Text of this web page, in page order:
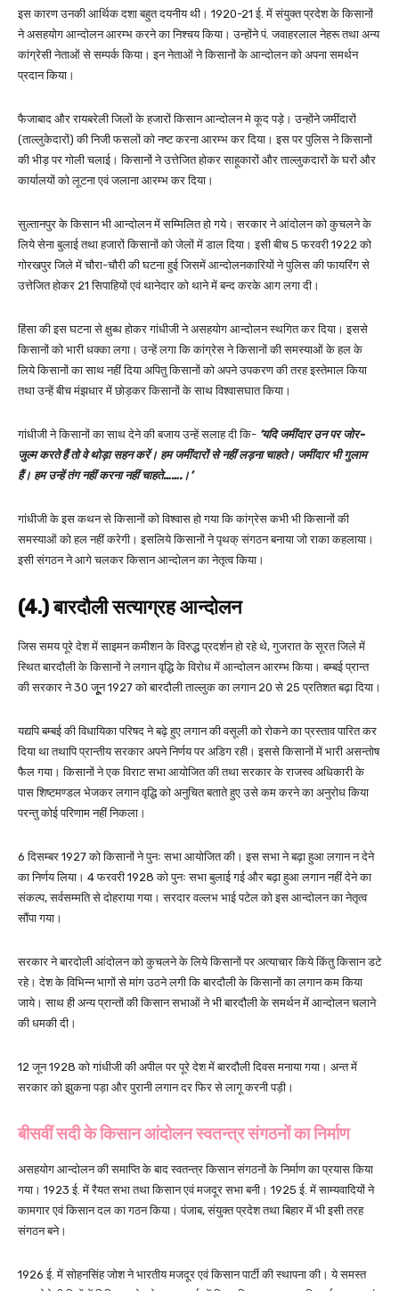
इस कारण उनकी आर्थिक दशा बहुत दयनीय थी। 1920-21 ई. में संयुक्त प्रदेश के किसानों
ने असहयोग आन्दोलन आरम्भ करने का निश्चय किया। उन्होंने पं. जवाहरलाल नेहरू तथा अन्य
कांग्रेसी नेताओं से सम्पर्क किया। इन नेताओं ने किसानों के आन्दोलन को अपना समर्थन
प्रदान किया।
फैजाबाद और रायबरेली जिलों के हजारों किसान आन्दोलन मे कूद पड़े। उन्होंने जमींदारों
(ताल्लुकेदारों) की निजी फसलों को नष्ट करना आरम्भ कर दिया। इस पर पुलिस ने किसानों
की भीड़ पर गोली चलाई। किसानों ने उत्तेजित होकर साहूकारों और ताल्लुकदारों के घरों और
कार्यालयों को लूटना एवं जलाना आरम्भ कर दिया।
सुल्तानपुर के किसान भी आन्दोलन में सम्मिलित हो गये। सरकार ने आंदोलन को कुचलने के
लिये सेना बुलाई तथा हजारों किसानों को जेलों में डाल दिया। इसी बीच 5 फरवरी 1922 को
गोरखपुर जिले में चौरा-चौरी की घटना हुई जिसमें आन्दोलनकारियों ने पुलिस की फायरिंग से
उत्तेजित होकर 21 सिपाहियों एवं थानेदार को थाने में बन्द करके आग लगा दी।
हिंसा की इस घटना से क्षुब्ध होकर गांधीजी ने असहयोग आन्दोलन स्थगित कर दिया। इससे
किसानों को भारी धक्का लगा। उन्हें लगा कि कांग्रेस ने किसानों की समस्याओं के हल के
लिये किसानों का साथ नहीं दिया अपितु किसानों को अपने उपकरण की तरह इस्तेमाल किया
तथा उन्हें बीच मंझधार में छोड़कर किसानों के साथ विश्वासघात किया।
गांधीजी ने किसानों का साथ देने की बजाय उन्हें सलाह दी कि- ‘यदि जमींदार उन पर जोर-
जुल्म करते हैं तो वे थोड़ा सहन करें। हम जमींदारों से नहीं लड़ना चाहते। जमींदार भी गुलाम
हैं। हम उन्हें तंग नहीं करना नहीं चाहते…….।’
गांधीजी के इस कथन से किसानों को विश्वास हो गया कि कांग्रेस कभी भी किसानों की
समस्याओं को हल नहीं करेगी। इसलिये किसानों ने पृथक् संगठन बनाया जो राका कहलाया।
इसी संगठन ने आगे चलकर किसान आन्दोलन का नेतृत्व किया।
(4.) बारदौली सत्याग्रह आन्दोलन
जिस समय पूरे देश में साइमन कमीशन के विरुद्ध प्रदर्शन हो रहे थे, गुजरात के सूरत जिले में
स्थित बारदौली के किसानों ने लगान वृद्धि के विरोध में आन्दोलन आरम्भ किया। बम्बई प्रान्त
की सरकार ने 30 जूूून 1927 को बारदौली ताल्लुक का लगान 20 से 25 प्रतिशत बढ़ा दिया।
यद्यपि बम्बई की विधायिका परिषद ने बढ़े हुए लगान की वसूली को रोकने का प्रस्ताव पारित कर
दिया था तथापि प्रान्तीय सरकार अपने निर्णय पर अडिग रही। इससे किसानों में भारी असन्तोष
फैल गया। किसानों ने एक विराट सभा आयोजित की तथा सरकार के राजस्व अधिकारी के
पास शिष्टमण्डल भेजकर लगान वृद्धि को अनुचित बताते हुए उसे कम करने का अनुरोध किया
परन्तु कोई परिणाम नहीं निकला।
6 दिसम्बर 1927 को किसानों ने पुनः सभा आयोजित की। इस सभा ने बढ़ा हुआ लगान न देने
का निर्णय लिया। 4 फरवरी 1928 को पुनः सभा बुलाई गई और बढ़ा हुआ लगान नहीं देने का
संकल्प, सर्वसम्मति से दोहराया गया। सरदार वल्लभ भाई पटेल को इस आन्दोलन का नेतृत्व
सौंपा गया।
सरकार ने बारदोली आंदोलन को कुचलने के लिये किसानों पर अत्याचार किये किंतु किसान डटे
रहे। देश के विभिन्न भागों से मांग उठने लगी कि बारदौली के किसानों का लगान कम किया
जाये। साथ ही अन्य प्रान्तों की किसान सभाओं ने भी बारदौली के समर्थन में आन्दोलन चलाने
की धमकी दी।
12 जून 1928 को गांधीजी की अपील पर पूरे देश में बारदौली दिवस मनाया गया। अन्त में
सरकार को झुकना पड़ा और पुरानी लगान दर फिर से लागू करनी पड़ी।
बीसवीं सदी के किसान आंदोलन स्वतन्त्र संगठनों का निर्माण
असहयोग आन्दोलन की समाप्ति के बाद स्वतन्त्र किसान संगठनों के निर्माण का प्रयास किया
गया। 1923 ई. में रैयत सभा तथा किसान एवं मजदूर सभा बनी। 1925 ई. में साम्यवादियों ने
कामगार एवं किसान दल का गठन किया। पंजाब, संयुक्त प्रदेश तथा बिहार में भी इसी तरह
संगठन बने।
1926 ई. में सोहनसिंह जोश ने भारतीय मजदूर एवं किसान पार्टी की स्थापना की। ये समस्त